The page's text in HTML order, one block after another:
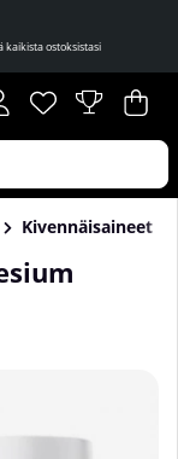
kaikista ostoksistasi
Toivelista
Lukumäärä
. .
Kivennäisaineet
Complex, 90